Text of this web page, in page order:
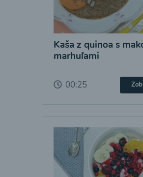
Kaša z quinoa s
marhuľami
00:25